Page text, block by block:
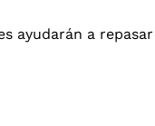
ayudarán a